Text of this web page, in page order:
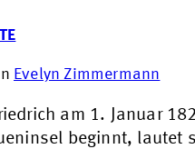
Evelyn Zimmermann
am 1. Januar
beginnt, lautet